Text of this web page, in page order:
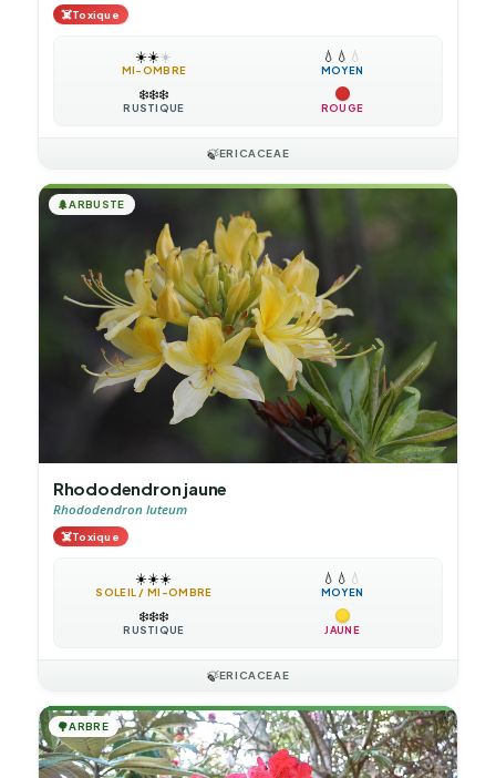
☠️Toxique
☀️☀️☀️
MI-OMBRE
💧 💧 💧
MOYEN
❄️❄️❄️
RUSTIQUE ROUGE
🍃ERICACEAE
🌲ARBUSTE
Rhododendron jaune
Rhododendron luteum
☠️Toxique
☀️☀️☀️
SOLEIL / MI-OMBRE
💧 💧 💧
MOYEN
❄️❄️❄️
RUSTIQUE JAUNE
🍃ERICACEAE
🌳ARBRE